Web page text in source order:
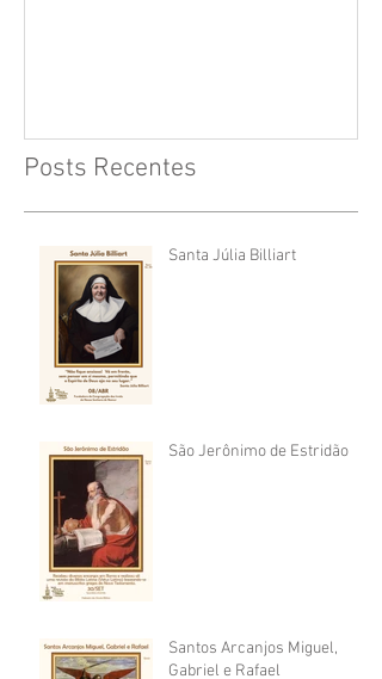
Posts Recentes
Santa Júlia Billiart
São Jerônimo de Estridão
Santos Arcanjos Miguel,
Gabriel e Rafael